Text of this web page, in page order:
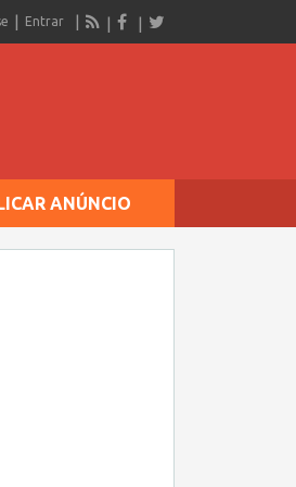
Entrar
ANÚNCIO